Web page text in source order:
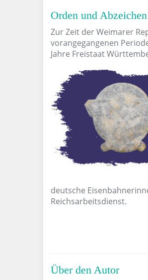
Orden und
Zur Zeit der Weimarer
vorangegangenen
Jahre Freistaat
deutsche
Reichsarbeitsdienst.
Über den Autor